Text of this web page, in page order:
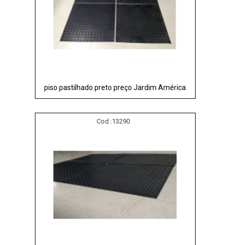
piso pastilhado preto preço Jardim América
Cod.:13290